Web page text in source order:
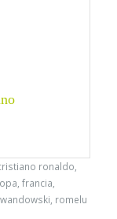
ronaldo,
, francia,
, romelu